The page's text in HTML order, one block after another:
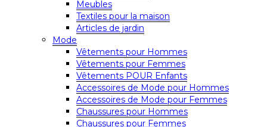
Meubles
Textiles pour la maison
Articles de jardin
Mode
Vêtements pour Hommes
Vêtements pour Femmes
Vêtements POUR Enfants
Accessoires de Mode pour Hommes
Accessoires de Mode pour Femmes
Chaussures pour Hommes
Chaussures pour Femmes